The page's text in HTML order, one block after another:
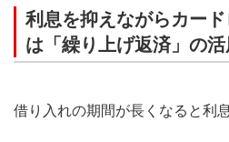
利息を抑えながらカー
は「繰り上げ返済」の活
借り入れの期間が長くなると利